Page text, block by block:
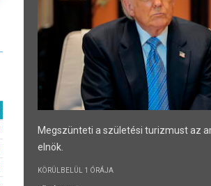
Megszünteti a születési turizmust az
elnök.
KÖRÜLBELÜL 1 ÓRÁJA